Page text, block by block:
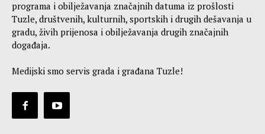
programa i obilježavanja značajnih datuma iz prošlosti
Tuzle, društvenih, kulturnih, sportskih i drugih dešavanja u
gradu, živih prijenosa i obilježavanja drugih značajnih
događaja.
Medijski smo servis grada i građana Tuzle!